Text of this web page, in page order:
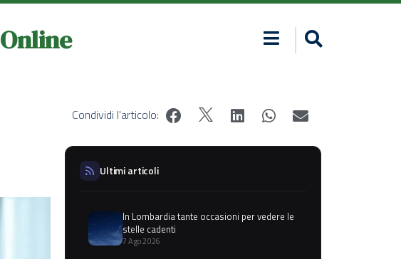
Online
Condividi l'articolo:
Ultimi articoli
In Lombardia tante occasioni per vedere le
stelle cadenti
7 Ago 2026